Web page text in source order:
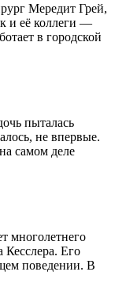
Мередит Грей,
и её коллеги —
в городской
пыталась
не впервые.
самом деле
многолетнего
Кесслера. Его
поведении. В